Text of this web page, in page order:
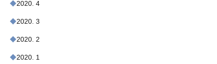
2020. 4
2020. 3
2020. 2
2020. 1